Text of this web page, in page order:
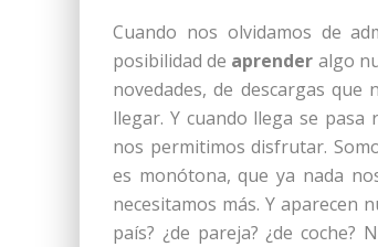
Cuando nos olvidamos de
posibilidad de aprender algo
novedades, de descargas
llegar. Y cuando llega se
nos permitimos disfrutar.
es monótona, que ya nada
necesitamos más. Y aparecen
país? ¿de pareja? ¿de